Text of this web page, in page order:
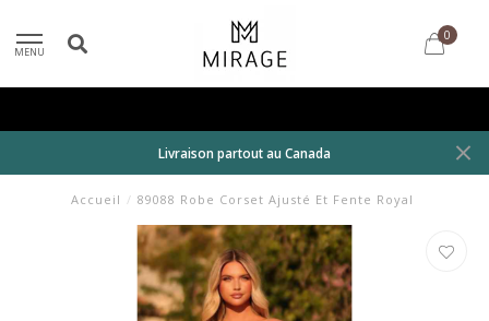
MENU
0
Livraison partout au Canada
Accueil / 89088 Robe Corset Ajusté Et Fente Royal